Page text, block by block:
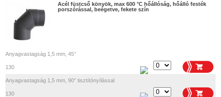
Acél füstcső könyök, max 600 °C hőállóság, hőálló festék
porszórással, beégetve, fekete szín
Anyagvastagság 1,5 mm, 45°
130
Anyagvastagság 1,5 mm, 90° tisztítónyílással
130